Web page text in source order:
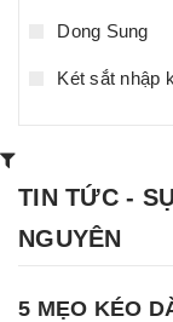
Dong Sung
Két sắt nhập
TIN TỨC -
NGUYÊN
5 MẸO KÉO